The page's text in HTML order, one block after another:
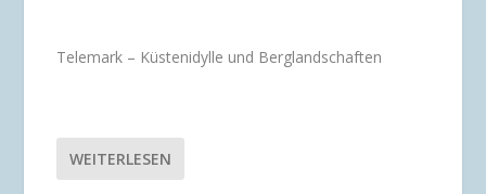
Telemark – Küstenidylle und Berglandschaften
WEITERLESEN